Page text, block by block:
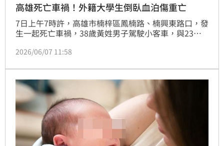
高雄死亡車禍！外籍大學生倒臥血泊傷重亡
7日上午7時許，高雄市楠梓區鳳楠路、楠興東路口，發
生一起死亡車禍，38歲黃姓男子駕駛小客車，與23歲
飛，頭部重創、倒臥血泊失去生命跡象，送醫搶救傷重
成悲劇，警方獲報後已通知校方，詳細車禍原因還要進
一步釐清，將報請檢察官相驗，釐清死因。
2026/06/07 11:58